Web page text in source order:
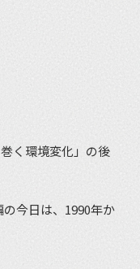
く環境変化」の後
今日は、1990年か